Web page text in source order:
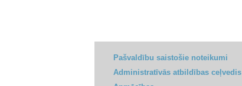
Pašvaldību saistošie noteikumi
Administratīvās atbildības ceļvedis